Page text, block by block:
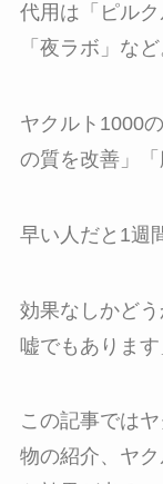
代用は「ピルク
「夜ラボ」など
ヤクルト1000
の質を改善」「
早い人だと1週
効果なしかど
嘘でもあります
この記事では
物の紹介、ヤ